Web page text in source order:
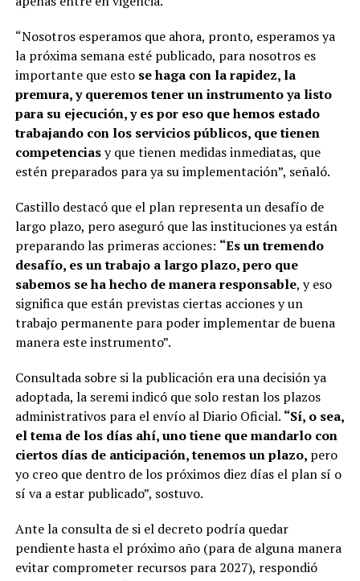
“Nosotros esperamos que ahora, pronto, esperamos ya
la próxima semana esté publicado, para nosotros es
importante que esto se haga con la rapidez, la
premura, y queremos tener un instrumento ya listo
para su ejecución, y es por eso que hemos estado
trabajando con los servicios públicos, que tienen
competenciasy que tienen medidas inmediatas, que
estén preparados para ya su implementación”, señaló.
Castillo destacó que el plan representa un desafío de
largo plazo, pero aseguró que las instituciones ya están
preparando las primeras acciones: “Es un tremendo
desafío, es un trabajo a largo plazo, pero que
sabemos se ha hecho de manera responsable, y eso
significa que están previstas ciertas acciones y un
trabajo permanente para poder implementar de buena
manera este instrumento”.
Consultada sobre si la publicación era una decisión ya
adoptada, la seremi indicó que solo restan los plazos
administrativos para el envío al Diario Oficial. “Sí, o sea,
el tema de los días ahí, uno tiene que mandarlo con
ciertos días de anticipación, tenemos un plazo, pero
yo creo que dentro de los próximos diez días el plan sí o
sí va a estar publicado”, sostuvo.
Ante la consulta de si el decreto podría quedar
pendiente hasta el próximo año (para de alguna manera
evitar comprometer recursos para 2027), respondió